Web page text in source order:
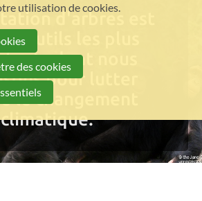
d'arbres est
outils les plus
dont nous
pour lutter
le changement
climatique.
utilisation de cookies.
des cookies